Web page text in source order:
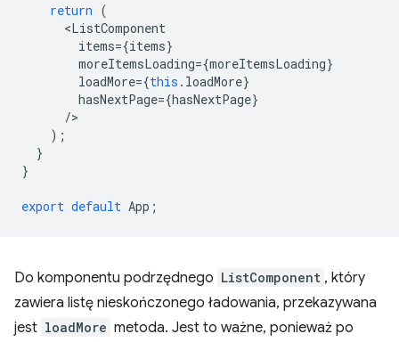
return (
<ListComponent
items={items}
moreItemsLoading={moreItemsLoading}
loadMore={this . loadMore}
hasNextPage={hasNextPage}
/
);
}
}
export default App ;
Do komponentu podrzędnego ListComponent , który
zawiera listę nieskończonego ładowania, przekazywana
jest loadMore metoda. Jest to ważne, ponieważ po